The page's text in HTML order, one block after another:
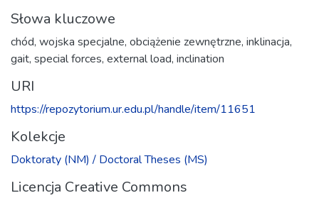
Słowa kluczowe
chód, wojska specjalne, obciążenie zewnętrzne, inklinacja,
gait, special forces, external load, inclination
URI
https://repozytorium.ur.edu.pl/handle/item/11651
Kolekcje
Doktoraty (NM) / Doctoral Theses (MS)
Licencja Creative Commons